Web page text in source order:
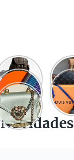
Novidades